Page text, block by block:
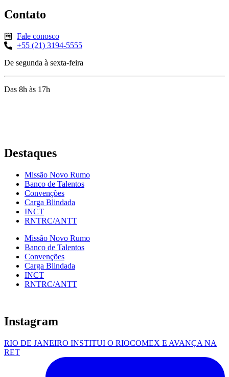
Contato
Fale conosco
+55 (21) 3194-5555
De segunda à sexta-feira
Das 8h às 17h
Destaques
Missão Novo Rumo
Banco de Talentos
Convenções
Carga Blindada
INCT
RNTRC/ANTT
Missão Novo Rumo
Banco de Talentos
Convenções
Carga Blindada
INCT
RNTRC/ANTT
Instagram
RIO DE JANEIRO INSTITUI O RIOCOMEX E AVANÇA NA
RET